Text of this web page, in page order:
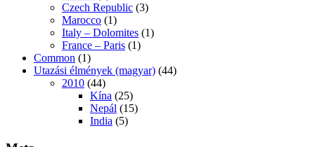
Czech Republic (3)
Marocco (1)
Italy – Dolomites (1)
France – Paris (1)
Common (1)
Utazási élmények (magyar) (44)
2010 (44)
Kína (25)
Nepál (15)
India (5)